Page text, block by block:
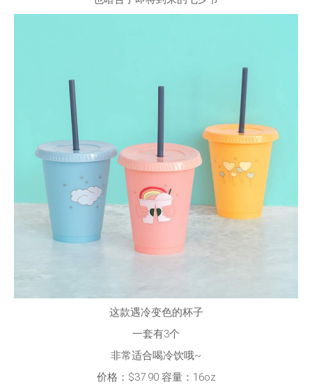
这款遇冷变色的杯子
一套有3个
非常适合喝冷饮哦~
价格：$37.90 容量：16oz